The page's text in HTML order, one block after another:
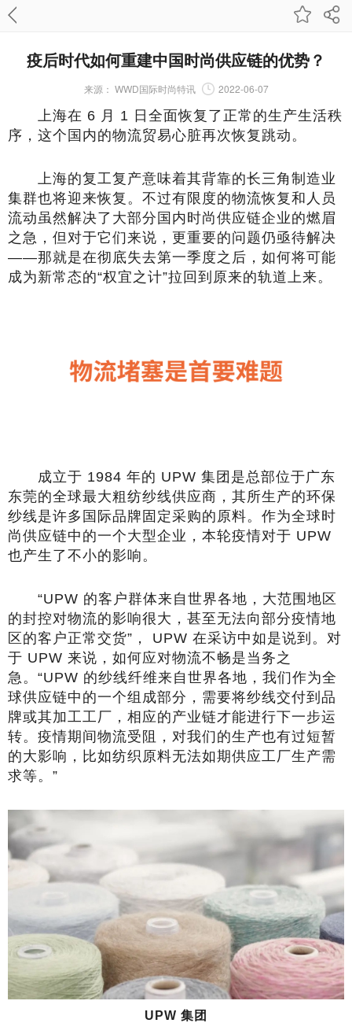
疫后时代如何重建中国时尚供应链的优势？
来源： WWD国际时尚特讯 2022-06-07
上海在 6 月 1 日全面恢复了正常的生产生活秩
序，这个国内的物流贸易心脏再次恢复跳动。
上海的复工复产意味着其背靠的长三角制造业
集群也将迎来恢复。不过有限度的物流恢复和人员
流动虽然解决了大部分国内时尚供应链企业的燃眉
之急，但对于它们来说，更重要的问题仍亟待解决
——那就是在彻底失去第一季度之后，如何将可能
成为新常态的“权宜之计”拉回到原来的轨道上来。
成立于 1984 年的 UPW 集团是总部位于广东
东莞的全球最大粗纺纱线供应商，其所生产的环保
纱线是许多国际品牌固定采购的原料。作为全球时
尚供应链中的一个大型企业，本轮疫情对于 UPW
也产生了不小的影响。
“UPW 的客户群体来自世界各地，大范围地区
的封控对物流的影响很大，甚至无法向部分疫情地
区的客户正常交货”， UPW 在采访中如是说到。对
于 UPW 来说，如何应对物流不畅是当务之
急。“UPW 的纱线纤维来自世界各地，我们作为全
球供应链中的一个组成部分，需要将纱线交付到品
牌或其加工工厂，相应的产业链才能进行下一步运
转。疫情期间物流受阻，对我们的生产也有过短暂
的大影响，比如纺织原料无法如期供应工厂生产需
求等。”
UPW 集团